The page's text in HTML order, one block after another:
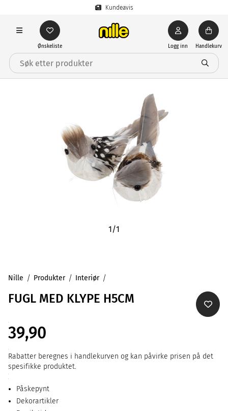
Kundeavis
Ønskeliste Logg inn Handlekurv
1/1
Nille Produkter Interiør
FUGL MED KLYPE H5CM
39,90
Rabatter beregnes i handlekurven og kan påvirke prisen på det
spesifikke produktet.
Påskepynt
Dekorartikler